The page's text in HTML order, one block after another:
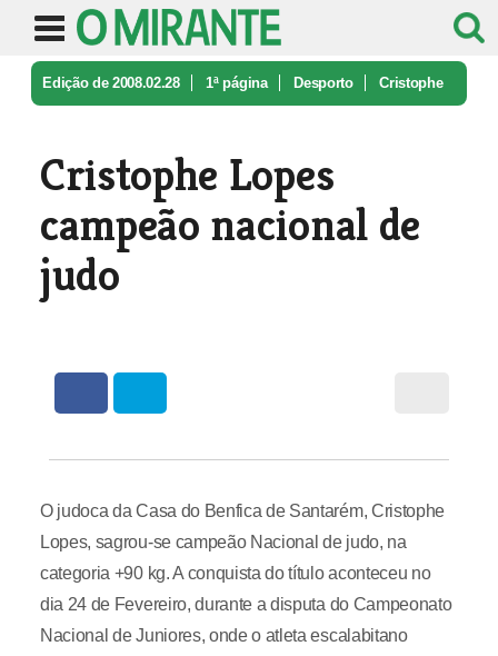
Edição de 2008.02.28 1ª página Desporto Cristophe
Cristophe Lopes
campeão nacional de
judo
O judoca da Casa do Benfica de Santarém, Cristophe
Lopes, sagrou-se campeão Nacional de judo, na
categoria +90 kg. A conquista do título aconteceu no
dia 24 de Fevereiro, durante a disputa do Campeonato
Nacional de Juniores, onde o atleta escalabitano